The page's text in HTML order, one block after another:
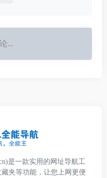
...
是一款实用的网址导航工
夹等功能，让您上网更便